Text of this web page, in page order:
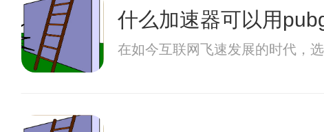
什么加速器可以用
在如今互联网飞速发展的时代，